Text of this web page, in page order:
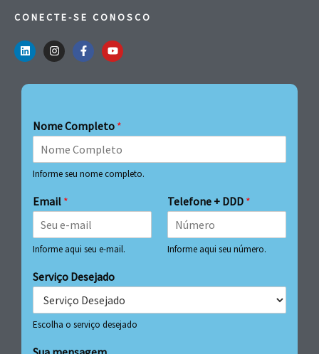
CONECTE-SE CONOSCO
Nome Completo *
Informe seu nome completo.
Email *
Informe aqui seu e-mail.
Telefone + DDD *
Informe aqui seu número.
Serviço Desejado
Escolha o serviço desejado